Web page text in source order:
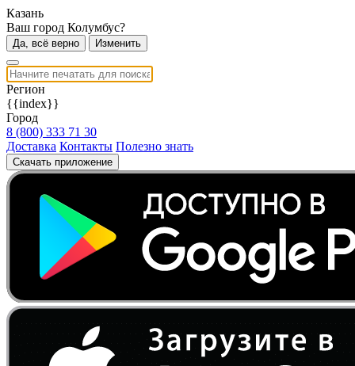
Казань
Ваш город Колумбус?
Да, всё верно Изменить
Регион
{{index}}
Город
8 (800) 333 71 30
Доставка Контакты Полезно знать
Скачать приложение